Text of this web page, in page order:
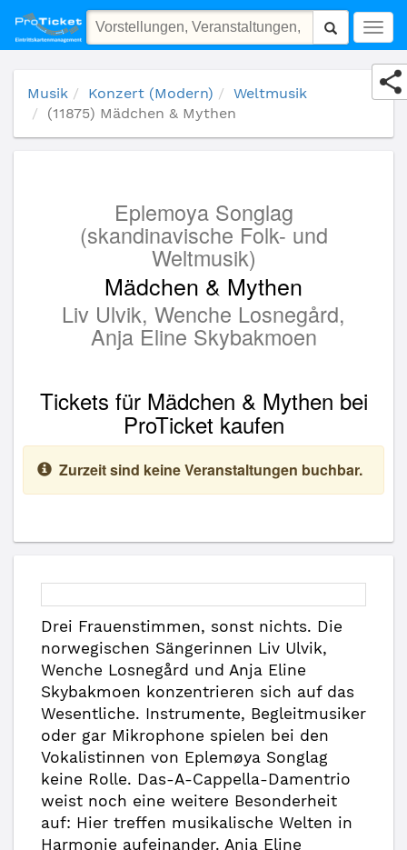
(11875) Mädchen & Mythen
Musik Konzert (Modern)
Weltmusik
(11875) Mädchen & Mythen
Eplemoya Songlag
(skandinavische Folk- und
Weltmusik)
Mädchen & Mythen
Liv Ulvik, Wenche Losnegård,
Anja Eline Skybakmoen
Tickets für Mädchen & Mythen bei
ProTicket kaufen
Zurzeit sind keine Veranstaltungen buchbar.
Drei Frauenstimmen, sonst nichts. Die
norwegischen Sängerinnen Liv Ulvik,
Wenche Losnegård und Anja Eline
Skybakmoen konzentrieren sich auf das
Wesentliche. Instrumente, Begleitmusiker
oder gar Mikrophone spielen bei den
Vokalistinnen von Eplemøya Songlag
keine Rolle. Das-A-Cappella-Damentrio
weist noch eine weitere Besonderheit
auf: Hier treffen musikalische Welten in
Harmonie aufeinander. Anja Eline